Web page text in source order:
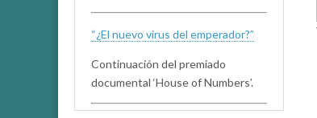
“¿El nuevo virus del emperador?”
Continuación del premiado
documental ‘House of Numbers’.